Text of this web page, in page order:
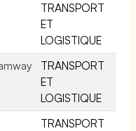
TRANSPORT
ET
LOGISTIQUE
TRANSPORT
ET
LOGISTIQUE
TRANSPORT